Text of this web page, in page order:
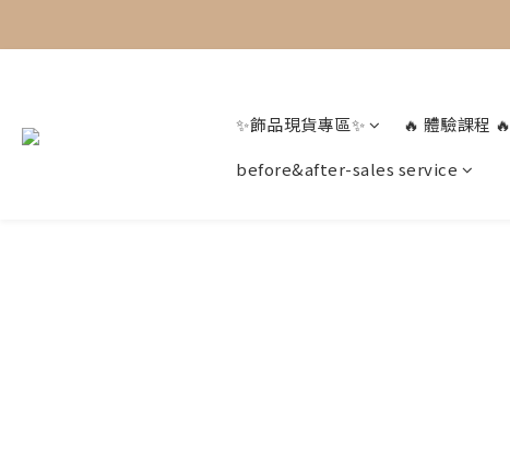
✨飾品現貨專區✨ 🔥 體驗課程 🔥
before&after-sales service